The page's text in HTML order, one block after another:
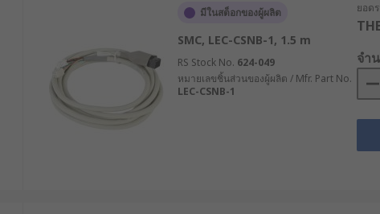
ดสูงหรือทำงานต่อเนื่อง ควรตรวจสอบค่าแรงดัน แรงผลัก แรงดึง
รยืดและหดของแกนชักควรเหมาะกับช่วงการเคลื่อนที่ที่ต้องการใช้ง
น อาจทำให้สิ้นเปลืองพื้นที่และต้นทุนโดยไม่จำเป็น
องการความเร็วสูง เช่น ระบบคัดแยกหรือระบบลำเลียง ขณะที่บาง
วรเลือกความเร็วให้สัมพันธ์กับแรงและระยะชักของระบบ
12V เหมาะสำหรับงานระบบแบตเตอรี่ อุปกรณ์ขนาดเล็ก หรือร
งการกำลังมากขึ้น สำหรับผู้ที่กำลังมองหา Electric Linear
มีในสต็อกของผู้ผลิต
SMC, LEC-CSNB-1, 1.5 m
RS Stock No. 624-049
หมายเลขชิ้นส่วนของผู้ผลิต / Mfr. Part No.
LEC-CSNB-1
ยอด
จำ